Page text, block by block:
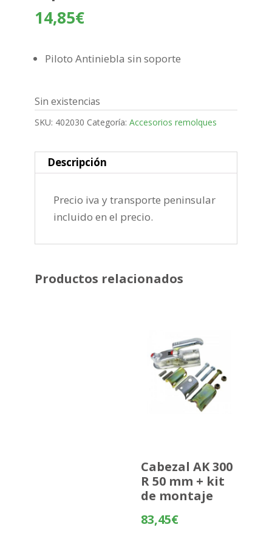
14,85€
Piloto Antiniebla sin soporte
Sin existencias
SKU: 402030 Categoría: Accesorios remolques
Descripción
Precio iva y transporte peninsular
incluido en el precio.
Productos relacionados
Cabezal AK 300
R 50 mm + kit
de montaje
83,45€